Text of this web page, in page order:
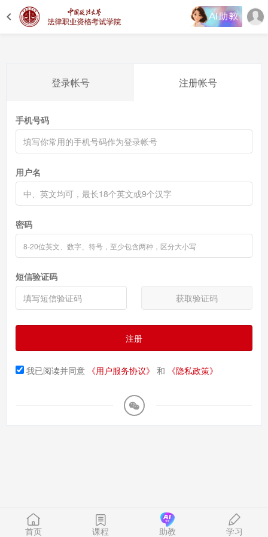
登录帐号 注册帐号
手机号码
用户名
密码
短信验证码
获取验证码
注册
我已阅读并同意 《用户服务协议》 和 《隐私政策》
首页 课程 助教 学习